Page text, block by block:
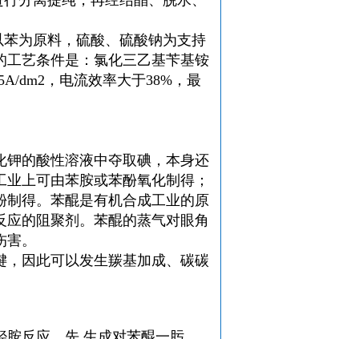
为原料，硫酸、硫酸钠为支持
工艺条件是：氯化三乙基苄基铵
dm2 ，电流效率大于38%，最
的酸性溶液中夺取碘，本身还
业上可由苯胺或苯酚氧化制得；
制得。苯醌是有机合成工业的原
应的 阻聚剂 。苯醌的蒸气对眼角
。
，因此可以发生羰基加成、碳碳